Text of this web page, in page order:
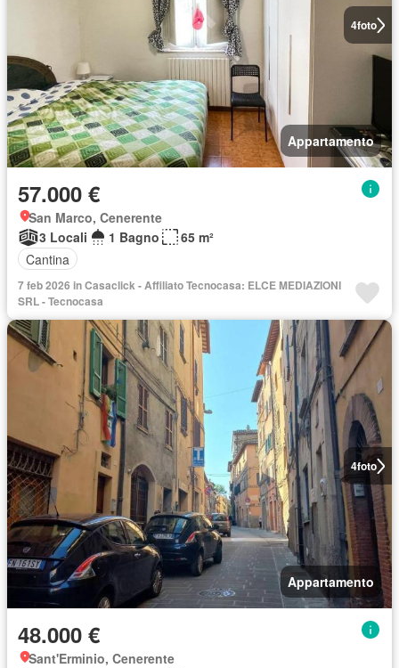
4foto
Appartamento
57.000 €
San Marco, Cenerente
3 Locali
1 Bagno
65 m²
Cantina
7 feb 2026 in Casaclick - Affiliato Tecnocasa: ELCE MEDIAZIONI
SRL - Tecnocasa
4foto
Appartamento
48.000 €
Sant'Erminio, Cenerente